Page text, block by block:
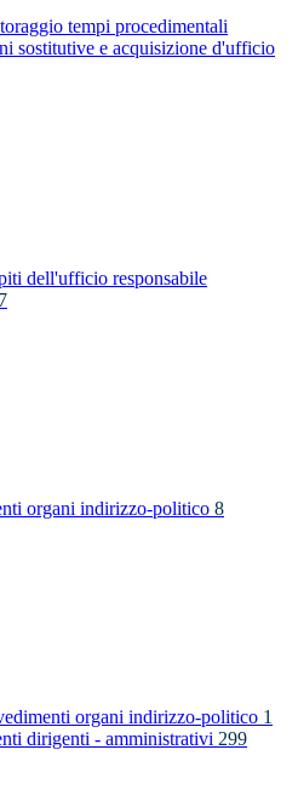
tempi procedimentali
sostitutive e acquisizione d'ufficio
dell'ufficio responsabile
organi indirizzo-politico 8
organi indirizzo-politico 1
dirigenti - amministrativi 299